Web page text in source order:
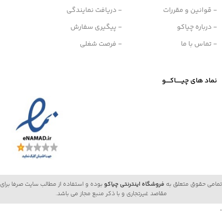
- قوانین و مقررات
- درباره چیاکو
- تماس با ما
- دریافت نمایندگی
- پیگیری سفارش
- فرصت شغلی
نماد های چیــــــاکــــو
تمامی حقوق متعلق به فروشگاه اینترنتی چیاکو بوده و استفاده از مطالب سایت صرفا برای
مقاصد غیرتجاری و با ذکر منبع مجاز می باشد.
.